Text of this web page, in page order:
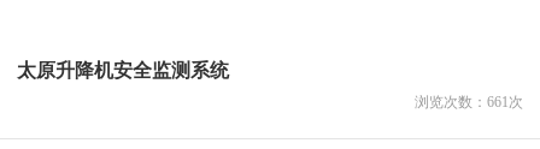
太原升降机安全监测系统
浏览次数： 661 次